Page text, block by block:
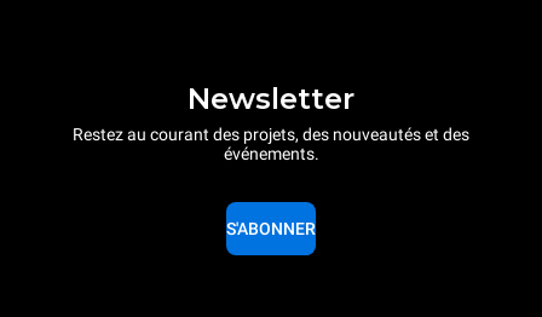
Newsletter
Restez au courant des projets, des nouveautés et des
événements.
S'ABONNER